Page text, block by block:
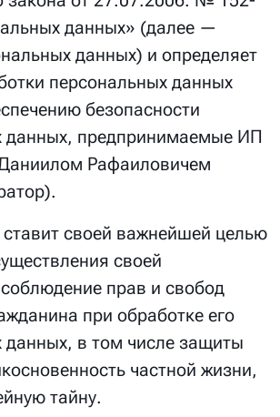
данных» (далее —
данных) и определяет
персональных данных
безопасности
данных, предпринимаемые ИП
Рафаиловичем
своей важнейшей целью
своей
прав и свобод
при обработке его
данных, в том числе защиты
частной жизни,
тайну.